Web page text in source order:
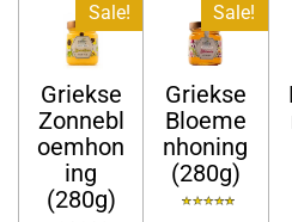
Sale!
Griekse
Zonnebl
oemhon
ing
(280g)
Sale!
Griekse
Bloeme
nhoning
(280g)